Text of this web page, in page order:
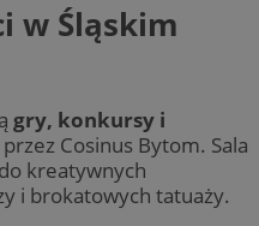
w Śląskim
gry, konkursy i
Cosinus Bytom. Sala
kreatywnych
i brokatowych tatuaży.